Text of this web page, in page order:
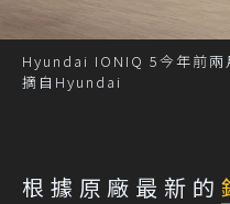
Hyundai IONIQ 5今年前兩
摘自Hyundai
根據原廠最新的